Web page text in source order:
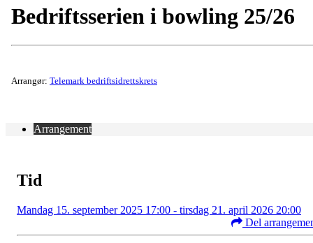
Bedriftsserien i bowling 25/26
Arrangør: Telemark bedriftsidrettskrets
Arrangement
Tid
Mandag 15. september 2025 17:00 - tirsdag 21. april 2026 20:00
Del